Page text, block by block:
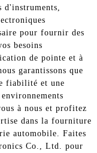
d'instruments,
pour fournir des
besoins
de pointe et à
garantissons que
fiabilité et une
à nous et profitez
dans la fourniture
automobile. Faites
Co., Ltd. pour